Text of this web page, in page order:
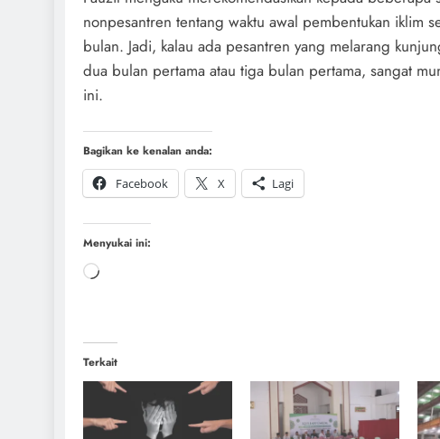
nonpesantren tentang waktu awal pembentukan iklim
bulan. Jadi, kalau ada pesantren yang melarang
dua bulan pertama atau tiga bulan pertama, sangat
ini.
Bagikan ke kenalan anda:
Facebook
X Lagi
Menyukai ini:
Terkait